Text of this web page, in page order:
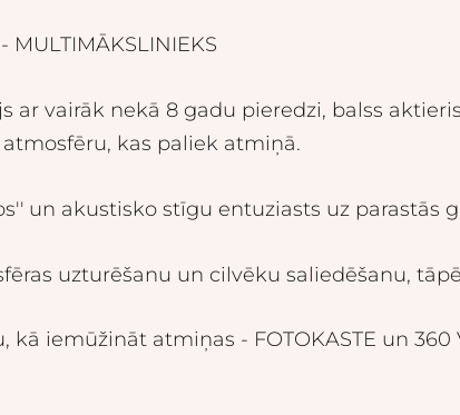
MULTIMĀKSLINIEKS
vairāk nekā 8 gadu pieredzi, balss
kas paliek atmiņā.
un akustisko stīgu entuziasts uz parastās
uzturēšanu un cilvēku saliedēšanu,
iemūžināt atmiņas - FOTOKASTE un 360